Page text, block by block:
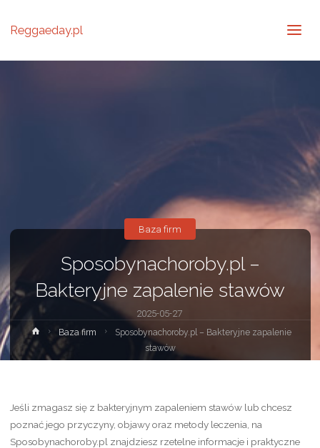
Reggaeday.pl
Sposobynachoroby.pl –
Bakteryjne zapalenie stawów
2025-05-27
Baza firm
Strona
główna
Baza firm
Sposobynachoroby.pl – Bakteryjne zapalenie
stawów
Jeśli zmagasz się z bakteryjnym zapaleniem stawów lub chcesz
poznać jego przyczyny, objawy oraz metody leczenia, na
Sposobynachoroby.pl znajdziesz rzetelne informacje i praktyczne